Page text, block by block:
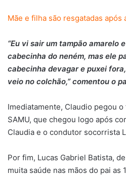
Mãe e filha são resgatadas após
“Eu vi sair um tampão amarelo
cabecinha do neném, mas ele
cabecinha devagar e puxei
veio no colchão,” comentou o
Imediatamente, Claudio pegou
SAMU, que chegou logo após
Claudia e o condutor socorrista
Por fim, Lucas Gabriel Batista,
muita saúde nas mãos do pai as